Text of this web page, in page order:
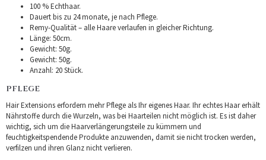
100 % Echthaar.
Dauert bis zu 24 monate, je nach Pflege.
Remy-Qualität – alle Haare verlaufen in gleicher Richtung.
Länge: 50cm.
Gewicht: 50g.
Gewicht: 50g.
Anzahl: 20 Stück.
PFLEGE
Hair Extensions erfordern mehr Pflege als Ihr eigenes Haar. Ihr echtes Haar erhält
Nährstoffe durch die Wurzeln, was bei Haarteilen nicht möglich ist. Es ist daher
wichtig, sich um die Haarverlängerungsteile zu kümmern und
feuchtigkeitspendende Produkte anzuwenden, damit sie nicht trocken werden,
verfilzen und ihren Glanz nicht verlieren.